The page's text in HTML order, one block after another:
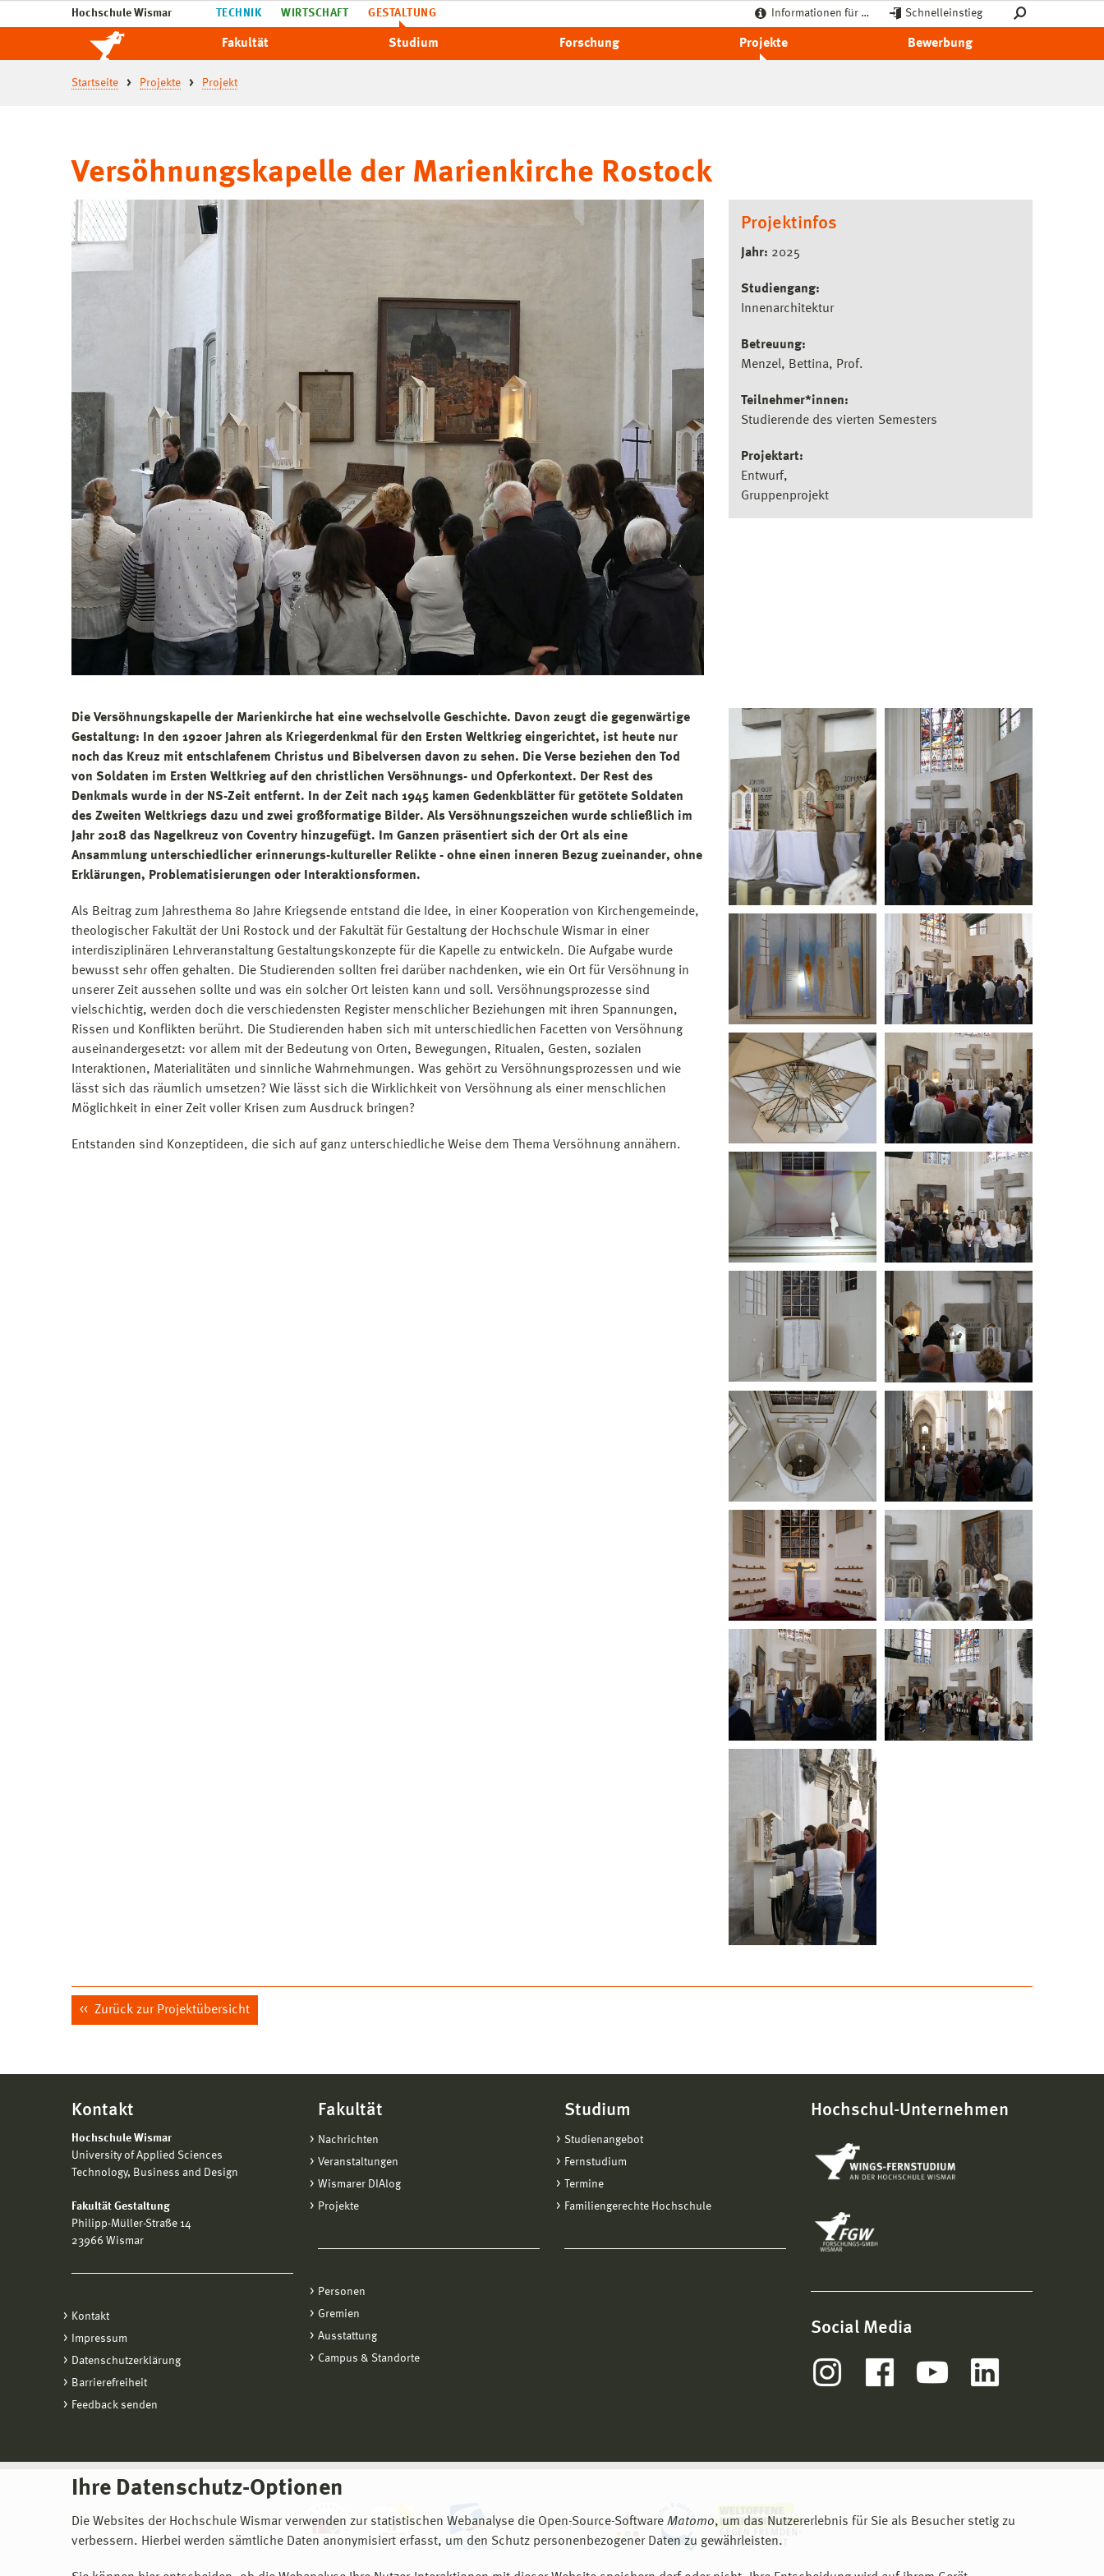
Hochschule Wismar TECHNIK WIRTSCHAFT GESTALTUNG Informationen für … Schnelleinstieg
Fakultät Studium Forschung Projekte Bewerbung
Startseite Projekte Projekt
Ihre Datenschutz-Optionen
Die Websites der Hochschule Wismar verwenden zur statistischen Webanalyse die Open-Source-Software Matomo, um das Nutzererlebnis für Sie als Besucher stetig zu
verbessern. Hierbei werden sämtliche Daten anonymisiert erfasst, um den Schutz personenbezogener Daten zu gewährleisten.
Versöhnungskapelle der Marienkirche Rostock
Projektinfos
Jahr: 2025
Studiengang:
Innenarchitektur
Betreuung:
Menzel, Bettina, Prof.
Teilnehmer*innen:
Studierende des vierten Semesters
Projektart:
Entwurf
Gruppenprojekt
Die Versöhnungskapelle der Marienkirche hat eine wechselvolle Geschichte. Davon zeugt die gegenwärtige
Gestaltung: In den 1920er Jahren als Kriegerdenkmal für den Ersten Weltkrieg eingerichtet, ist heute nur
noch das Kreuz mit entschlafenem Christus und Bibelversen davon zu sehen. Die Verse beziehen den Tod
von Soldaten im Ersten Weltkrieg auf den christlichen Versöhnungs- und Opferkontext. Der Rest des
Denkmals wurde in der NS-Zeit entfernt. In der Zeit nach 1945 kamen Gedenkblätter für getötete Soldaten
des Zweiten Weltkriegs dazu und zwei großformatige Bilder. Als Versöhnungszeichen wurde schließlich im
Jahr 2018 das Nagelkreuz von Coventry hinzugefügt. Im Ganzen präsentiert sich der Ort als eine
Ansammlung unterschiedlicher erinnerungs-kultureller Relikte - ohne einen inneren Bezug zueinander, ohne
Erklärungen, Problematisierungen oder Interaktionsformen.
Als Beitrag zum Jahresthema 80 Jahre Kriegsende entstand die Idee, in einer Kooperation von Kirchengemeinde,
theologischer Fakultät der Uni Rostock und der Fakultät für Gestaltung der Hochschule Wismar in einer
interdisziplinären Lehrveranstaltung Gestaltungskonzepte für die Kapelle zu entwickeln. Die Aufgabe wurde
bewusst sehr offen gehalten. Die Studierenden sollten frei darüber nachdenken, wie ein Ort für Versöhnung in
unserer Zeit aussehen sollte und was ein solcher Ort leisten kann und soll. Versöhnungsprozesse sind
vielschichtig, werden doch die verschiedensten Register menschlicher Beziehungen mit ihren Spannungen,
Rissen und Konflikten berührt. Die Studierenden haben sich mit unterschiedlichen Facetten von Versöhnung
auseinandergesetzt: vor allem mit der Bedeutung von Orten, Bewegungen, Ritualen, Gesten, sozialen
Interaktionen, Materialitäten und sinnliche Wahrnehmungen. Was gehört zu Versöhnungsprozessen und wie
lässt sich das räumlich umsetzen? Wie lässt sich die Wirklichkeit von Versöhnung als einer menschlichen
Möglichkeit in einer Zeit voller Krisen zum Ausdruck bringen?
Entstanden sind Konzeptideen, die sich auf ganz unterschiedliche Weise dem Thema Versöhnung annähern.
Zurück zur Projektübersicht
Kontakt
Hochschule Wismar
University of Applied Sciences
Technology, Business and Design
Fakultät Gestaltung
Philipp-Müller-Straße 14
23966 Wismar
Kontakt
Impressum
Datenschutzerklärung
Barrierefreiheit
Feedback senden
Fakultät
Nachrichten
Veranstaltungen
Wismarer DIAlog
Projekte
Personen
Gremien
Ausstattung
Campus & Standorte
Studium
Studienangebot
Fernstudium
Termine
Familiengerechte Hochschule
Hochschul-Unternehmen
Social Media